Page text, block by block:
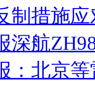
制措施
深航
：北京